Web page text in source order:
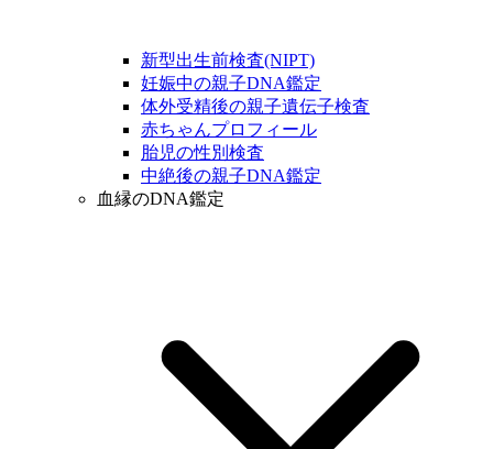
新型出生前検査(NIPT)
妊娠中の親子DNA鑑定
体外受精後の親子遺伝子検査
赤ちゃんプロフィール
胎児の性別検査
中絶後の親子DNA鑑定
血縁のDNA鑑定